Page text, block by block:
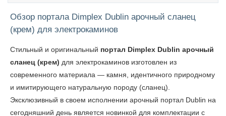
Обзор портала Dimplex Dublin арочный сланец
(крем) для электрокаминов
Стильный и оригинальный портал Dimplex Dublin арочный
сланец (крем) для электрокаминов изготовлен из
современного материала — камня, идентичного природному
и имитирующего натуральную породу (сланец).
Эксклюзивный в своем исполнении арочный портал Dublin на
сегодняшний день является новинкой для комплектации с